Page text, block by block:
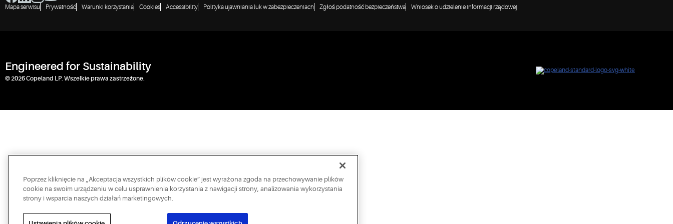
Mapa serwisu Prywatność Warunki korzystania Cookies Accessibility Polityka ujawniania luk w zabezpieczeniach Zgłoś podatność bezpieczeństwa Wniosek o udzielenie informacji rządowej
Engineered for Sustainability
© 2026 Copeland LP. Wszelkie prawa zastrzeżone.
Poprzez kliknięcie na „Akceptacja wszystkich plików cookie” jest wyrażona zgoda na przechowywanie plików
cookie na swoim urządzeniu w celu usprawnienia korzystania z nawigacji strony, analizowania wykorzystania
strony i wsparcia naszych działań marketingowych.